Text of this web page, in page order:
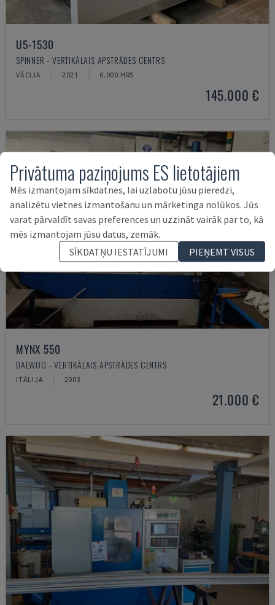
U5-1530
SPINNER - VERTIKĀLAIS APSTRĀDES CENTRS
VĀCIJA 2021 6.000 HRS
145.000 €
MYNX 550
DAEWOO - VERTIKĀLAIS APSTRĀDES CENTRS
ITĀLIJA 2003
21.000 €
Privātuma paziņojums ES lietotājiem
Mēs izmantojam sīkdatnes, lai uzlabotu jūsu pieredzi,
analizētu vietnes izmantošanu un mārketinga nolūkos. Jūs
varat pārvaldīt savas preferences un uzzināt vairāk par to, kā
mēs izmantojam jūsu datus, zemāk.
SĪKDATŅU IESTATĪJUMI
PIEŅEMT VISUS